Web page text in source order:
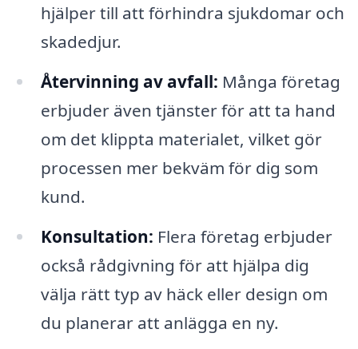
hjälper till att förhindra sjukdomar och
skadedjur.
Återvinning av avfall: Många företag
erbjuder även tjänster för att ta hand
om det klippta materialet, vilket gör
processen mer bekväm för dig som
kund.
Konsultation: Flera företag erbjuder
också rådgivning för att hjälpa dig
välja rätt typ av häck eller design om
du planerar att anlägga en ny.